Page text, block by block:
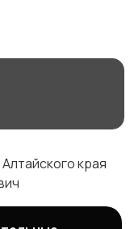
края